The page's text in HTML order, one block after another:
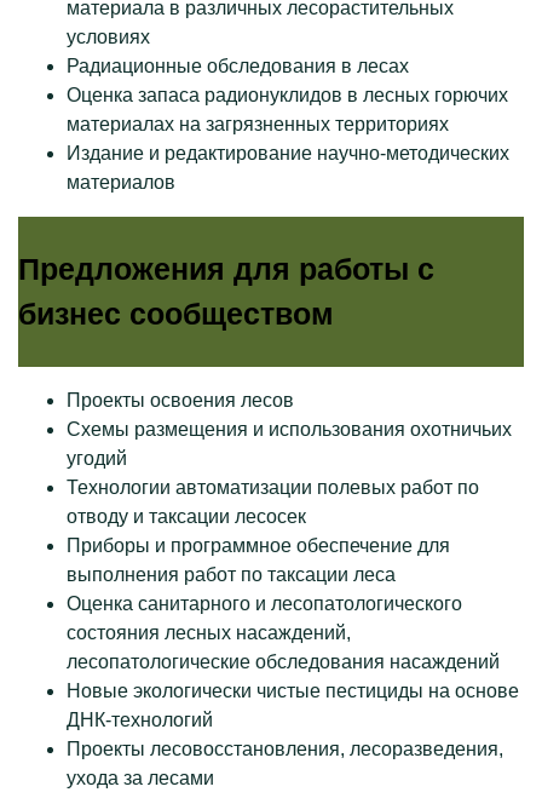
материала в различных лесорастительных
условиях
Радиационные обследования в лесах
Оценка запаса радионуклидов в лесных горючих
материалах на загрязненных территориях
Издание и редактирование научно-методических
материалов
Предложения для работы с
бизнес сообществом
Проекты освоения лесов
Схемы размещения и использования охотничьих
угодий
Технологии автоматизации полевых работ по
отводу и таксации лесосек
Приборы и программное обеспечение для
выполнения работ по таксации леса
Оценка санитарного и лесопатологического
состояния лесных насаждений,
лесопатологические обследования насаждений
Новые экологически чистые пестициды на основе
ДНК-технологий
Проекты лесовосстановления, лесоразведения,
ухода за лесами